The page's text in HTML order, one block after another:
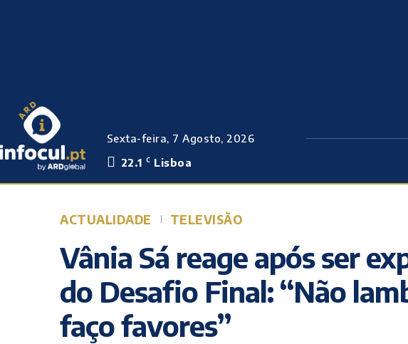
Sexta-feira, 7 Agosto, 2026
22.1 C Lisboa
ACTUALIDADE TELEVISÃO
Vânia Sá reage após ser
do Desafio Final: “Não
faço favores”